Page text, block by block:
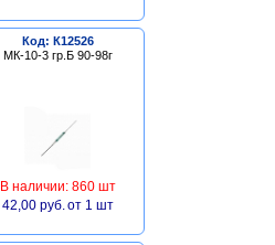
Код: К12526
МК-10-3 гр.Б 90-98г
В наличии: 860 шт
42,00 руб. от 1 шт